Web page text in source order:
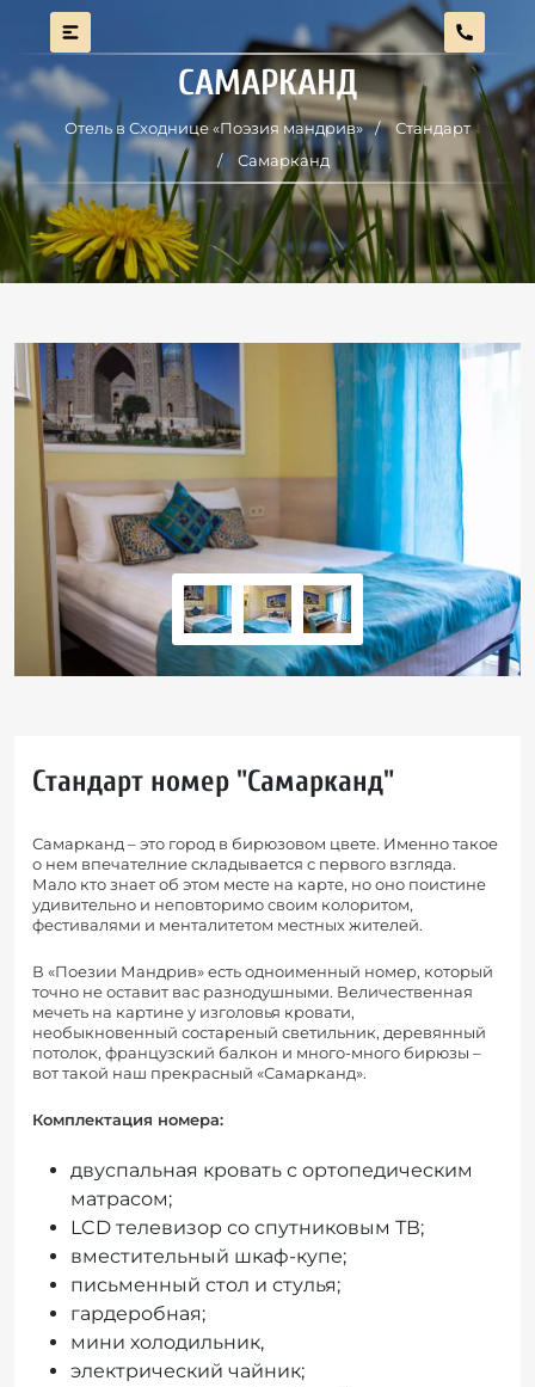
САМАРКАНД
Отель в Сходнице «Поэзия мандрив»
Стандарт
Самарканд
Стандарт номер "Самарканд"
Самарканд – это город в бирюзовом цвете. Именно такое
о нем впечателние складывается с первого взгляда.
Мало кто знает об этом месте на карте, но оно поистине
удивительно и неповторимо своим колоритом,
фестивалями и менталитетом местных жителей.
В «Поезии Мандрив» есть одноименный номер, который
точно не оставит вас разнодушными. Величественная
мечеть на картине у изголовья кровати,
необыкновенный состареный светильник, деревянный
потолок, французский балкон и много-много бирюзы –
вот такой наш прекрасный «Самарканд».
Комплектация номера:
двуспальная кровать с ортопедическим
матрасом;
LCD телевизор со спутниковым ТВ;
вместительный шкаф-купе;
письменный стол и стулья;
гардеробная;
мини холодильник,
электрический чайник;